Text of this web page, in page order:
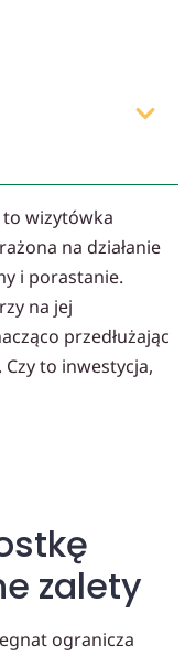
wizytówka
na działanie
i porastanie.
na jej
przedłużając
to inwestycja,
zalety
ogranicza